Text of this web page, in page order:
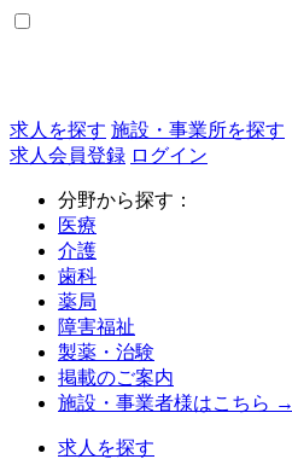
求人を探す 施設・事業所を探す
求人会員登録 ログイン
分野から探す：
医療
介護
歯科
薬局
障害福祉
製薬・治験
掲載のご案内
施設・事業者様はこちら →
求人を探す